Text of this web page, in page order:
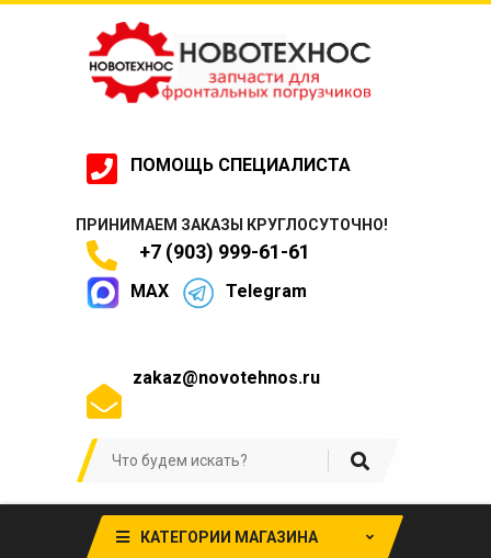
ПОМОЩЬ СПЕЦИАЛИСТА
ПРИНИМАЕМ ЗАКАЗЫ КРУГЛОСУТОЧНО!
+7 (903) 999-61-61
MAX Telegram
zakaz@novotehnos.ru
КАТЕГОРИИ МАГАЗИНА